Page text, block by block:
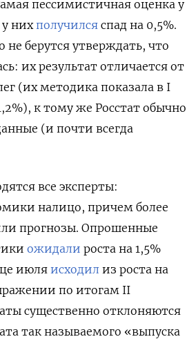
пессимистичная оценка у
них получился спад на 0,5%.
берутся утверждать, что
их результат отличается от
(их методика показала в I
к тому же Росстат обычно
(и почти всегда
все эксперты:
налицо, причем более
прогнозы. Опрошенные
ожидали роста на 1,5%
июля исходил из роста на
по итогам II
существенно отклоняются
так называемого «выпуска